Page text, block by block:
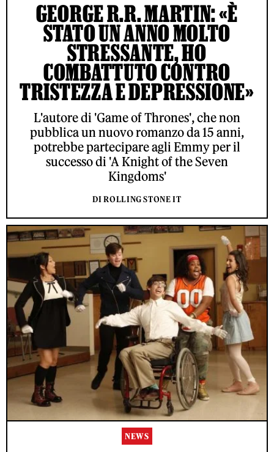
GEORGE R.R. MARTIN: «È
STATO UN ANNO MOLTO
STRESSANTE, HO
COMBATTUTO CONTRO
TRISTEZZA E DEPRESSIONE»
L'autore di 'Game of Thrones', che non
pubblica un nuovo romanzo da 15 anni,
potrebbe partecipare agli Emmy per il
successo di 'A Knight of the Seven
Kingdoms'
DI ROLLING STONE IT
NEWS